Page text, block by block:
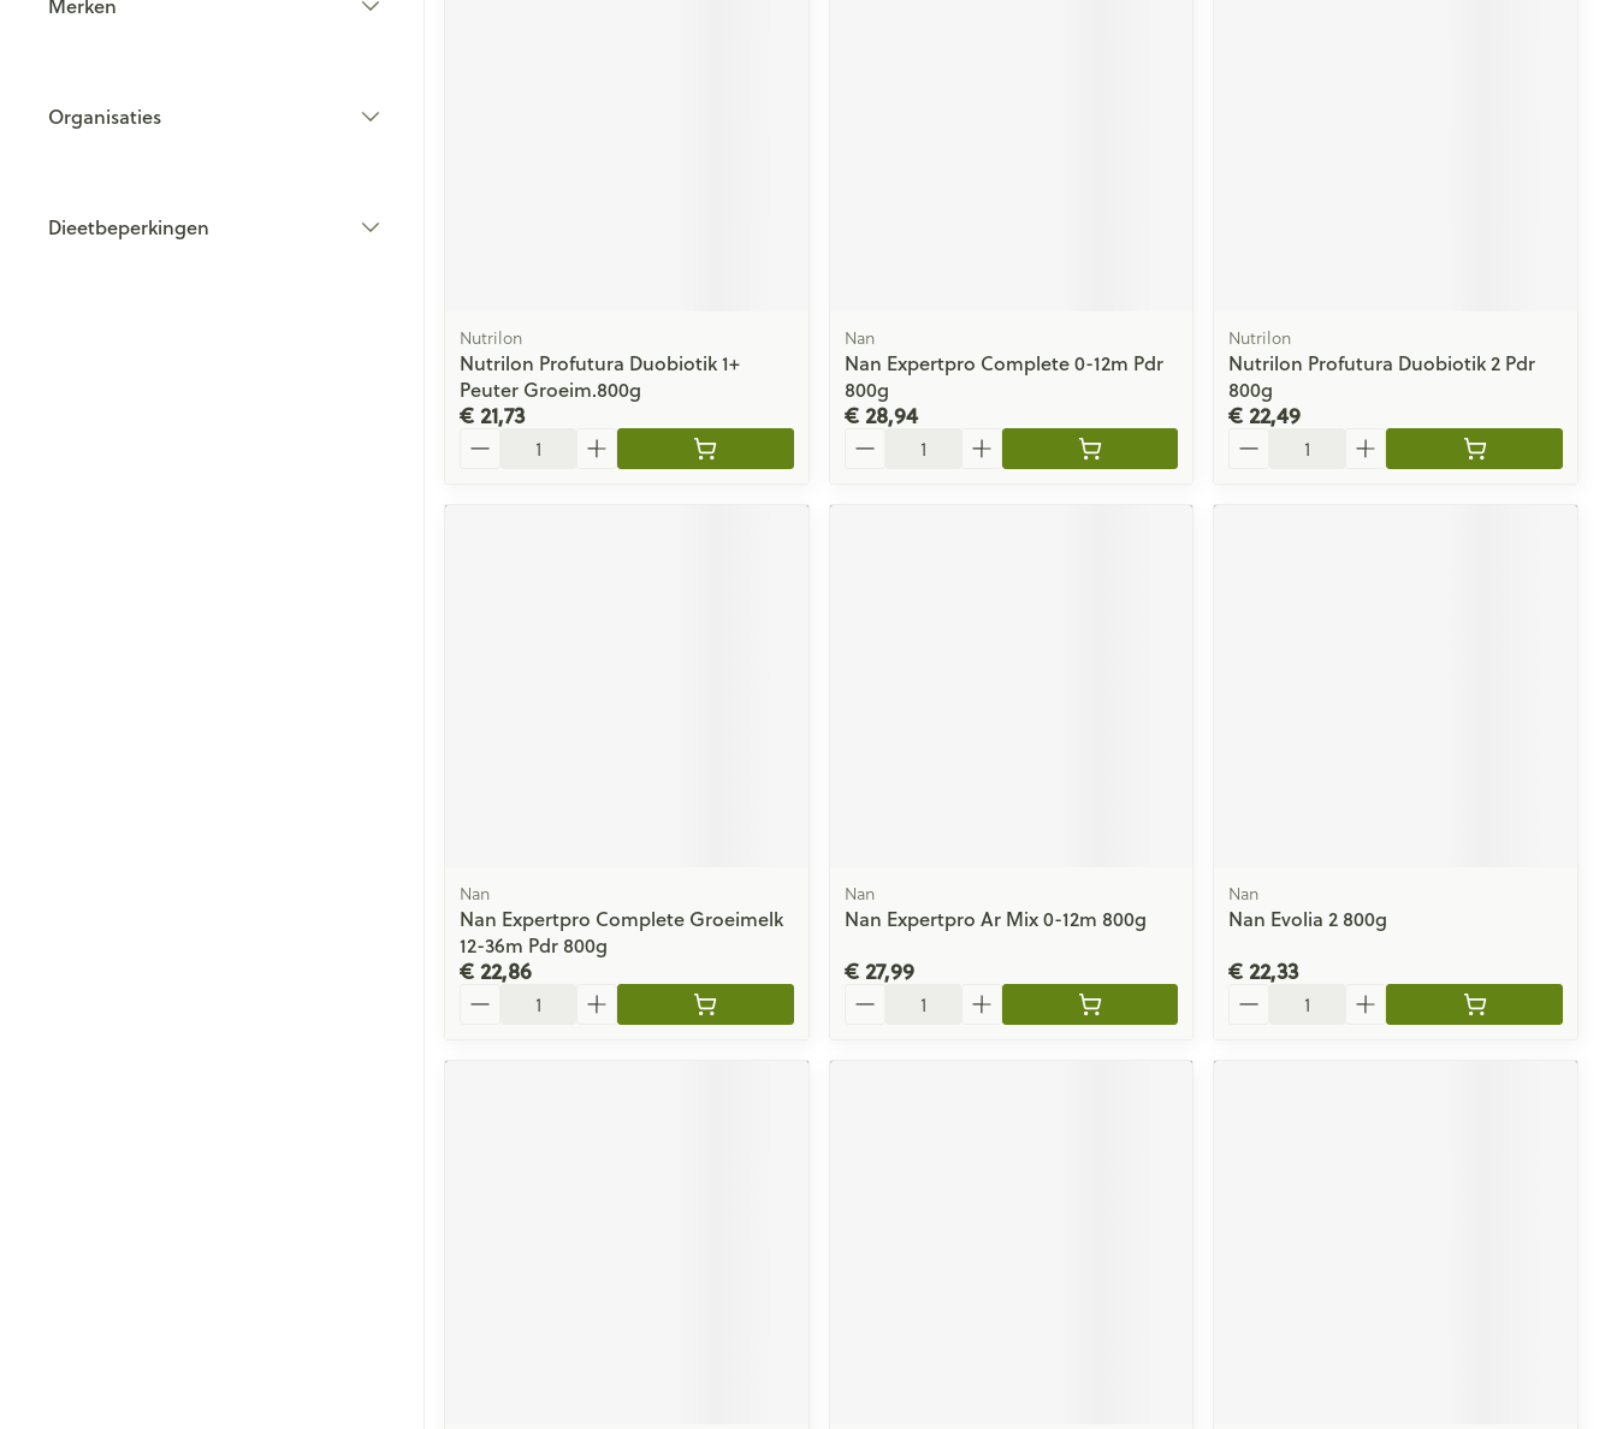
Organisaties
Dieetbeperkingen
Nutrilon
Nutrilon Profutura Duobiotik 1+
Peuter Groeim.800g
€ 21,73
Nan
Nan Expertpro Complete 0-12m Pdr
800g
€ 28,94
Nutrilon
Nutrilon Profutura Duobiotik 2 Pdr
800g
€ 22,49
Nan
Nan Expertpro Complete Groeimelk
12-36m Pdr 800g
€ 22,86
Nan
Nan Expertpro Ar Mix 0-12m 800g
€ 27,99
Nan
Nan Evolia 2 800g
€ 22,33